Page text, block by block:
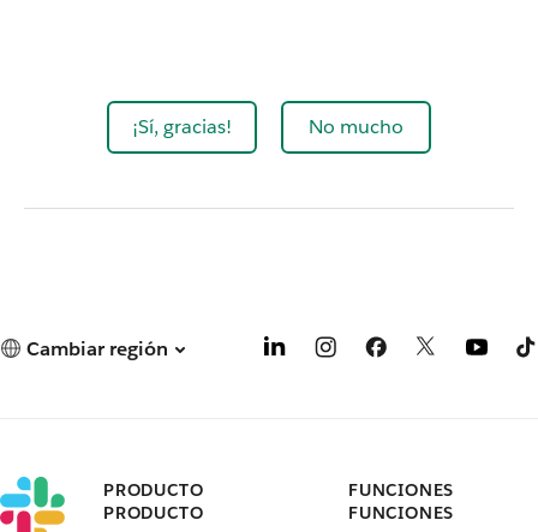
¡Sí, gracias! No mucho
Cambiar región
PRODUCTO
PRODUCTO
FUNCIONES
FUNCIONES